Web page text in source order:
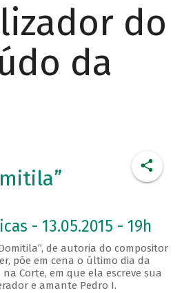
do
da
- 13.05.2015 - 19h
de autoria do compositor
põe em cena o último dia da
Corte, em que ela escreve sua
e amante Pedro I.